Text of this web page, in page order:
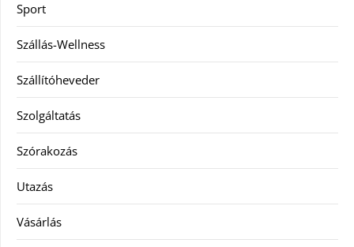
Sport
Szállás-Wellness
Szállítóheveder
Szolgáltatás
Szórakozás
Utazás
Vásárlás